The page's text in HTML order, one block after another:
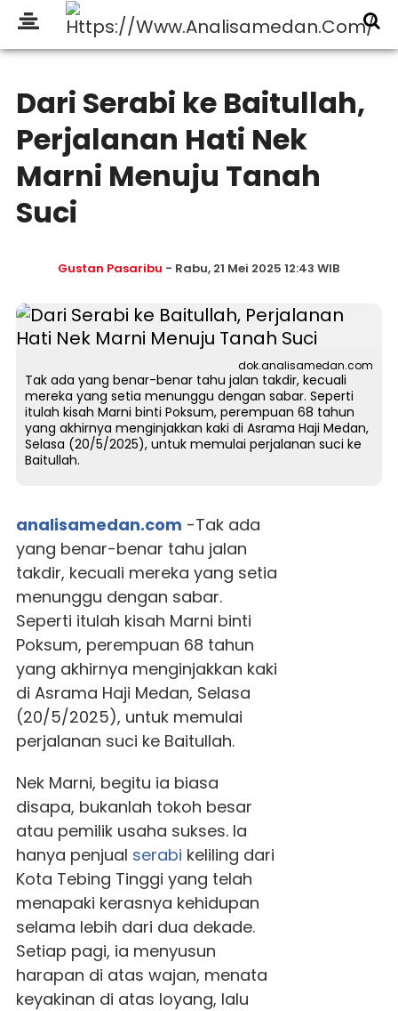
Dari Serabi ke Baitullah,
Perjalanan Hati Nek
Marni Menuju Tanah
Suci
Gustan Pasaribu - Rabu, 21 Mei 2025 12:43 WIB
dok.analisamedan.com
Tak ada yang benar-benar tahu jalan takdir, kecuali
mereka yang setia menunggu dengan sabar. Seperti
itulah kisah Marni binti Poksum, perempuan 68 tahun
yang akhirnya menginjakkan kaki di Asrama Haji Medan,
Selasa (20/5/2025), untuk memulai perjalanan suci ke
Baitullah.
analisamedan.com -Tak ada
yang benar-benar tahu jalan
takdir, kecuali mereka yang setia
menunggu dengan sabar.
Seperti itulah kisah Marni binti
Poksum, perempuan 68 tahun
yang akhirnya menginjakkan kaki
di Asrama Haji Medan, Selasa
(20/5/2025), untuk memulai
perjalanan suci ke Baitullah.
Nek Marni, begitu ia biasa
disapa, bukanlah tokoh besar
atau pemilik usaha sukses. Ia
hanya penjual serabi keliling dari
Kota Tebing Tinggi yang telah
menapaki kerasnya kehidupan
selama lebih dari dua dekade.
Setiap pagi, ia menyusun
harapan di atas wajan, menata
keyakinan di atas loyang, lalu